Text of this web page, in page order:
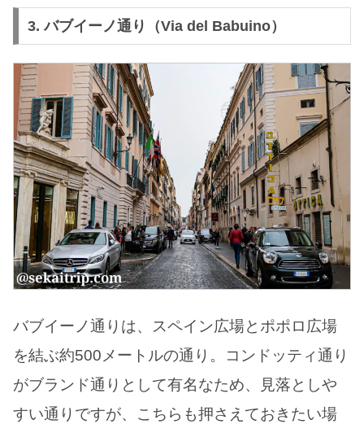
3. バブイーノ通り（Via del Babuino）
バブイーノ通りは、スペイン広場とポポロ広場
を結ぶ約500メートルの通り。コンドッティ通り
がブランド通りとして有名なため、見落としや
すい通りですが、こちらも押さえておきたい場